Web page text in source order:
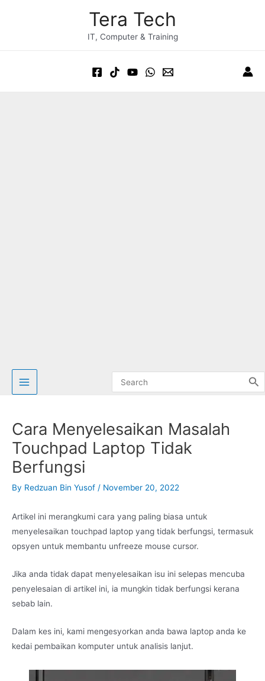
Tera Tech
IT, Computer & Training
for:
Cara Menyelesaikan Masalah
Touchpad Laptop Tidak
Berfungsi
By Redzuan Bin Yusof / November 20, 2022
Artikel ini merangkumi cara yang paling biasa untuk
menyelesaikan touchpad laptop yang tidak berfungsi, termasuk
opsyen untuk membantu unfreeze mouse cursor.
Jika anda tidak dapat menyelesaikan isu ini selepas mencuba
penyelesaian di artikel ini, ia mungkin tidak berfungsi kerana
sebab lain.
Dalam kes ini, kami mengesyorkan anda bawa laptop anda ke
kedai pembaikan komputer untuk analisis lanjut.